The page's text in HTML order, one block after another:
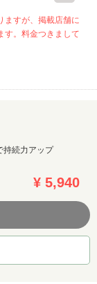
ますが、掲載店舗に
す。料金つきまして
持続力アップ
¥ 5,940